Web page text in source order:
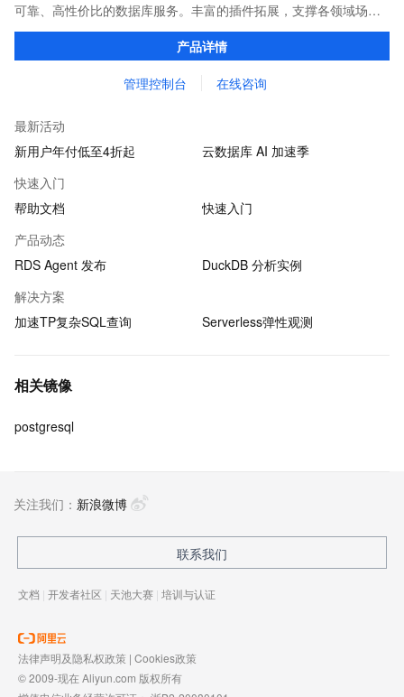
可靠、高性价比的数据库服务。丰富的插件拓展，支撑各领域场景
化业务。
产品详情
管理控制台 在线咨询
最新活动
新用户年付低至4折起
云数据库 AI 加速季
快速入门
帮助文档
快速入门
产品动态
RDS Agent 发布
DuckDB 分析实例
解决方案
加速TP复杂SQL查询
Serverless弹性观测
相关镜像
postgresql
关注我们： 新浪微博
联系我们
文档 | 开发者社区 | 天池大赛 | 培训与认证
法律声明及隐私权政策 | Cookies政策
© 2009-现在 Aliyun.com 版权所有